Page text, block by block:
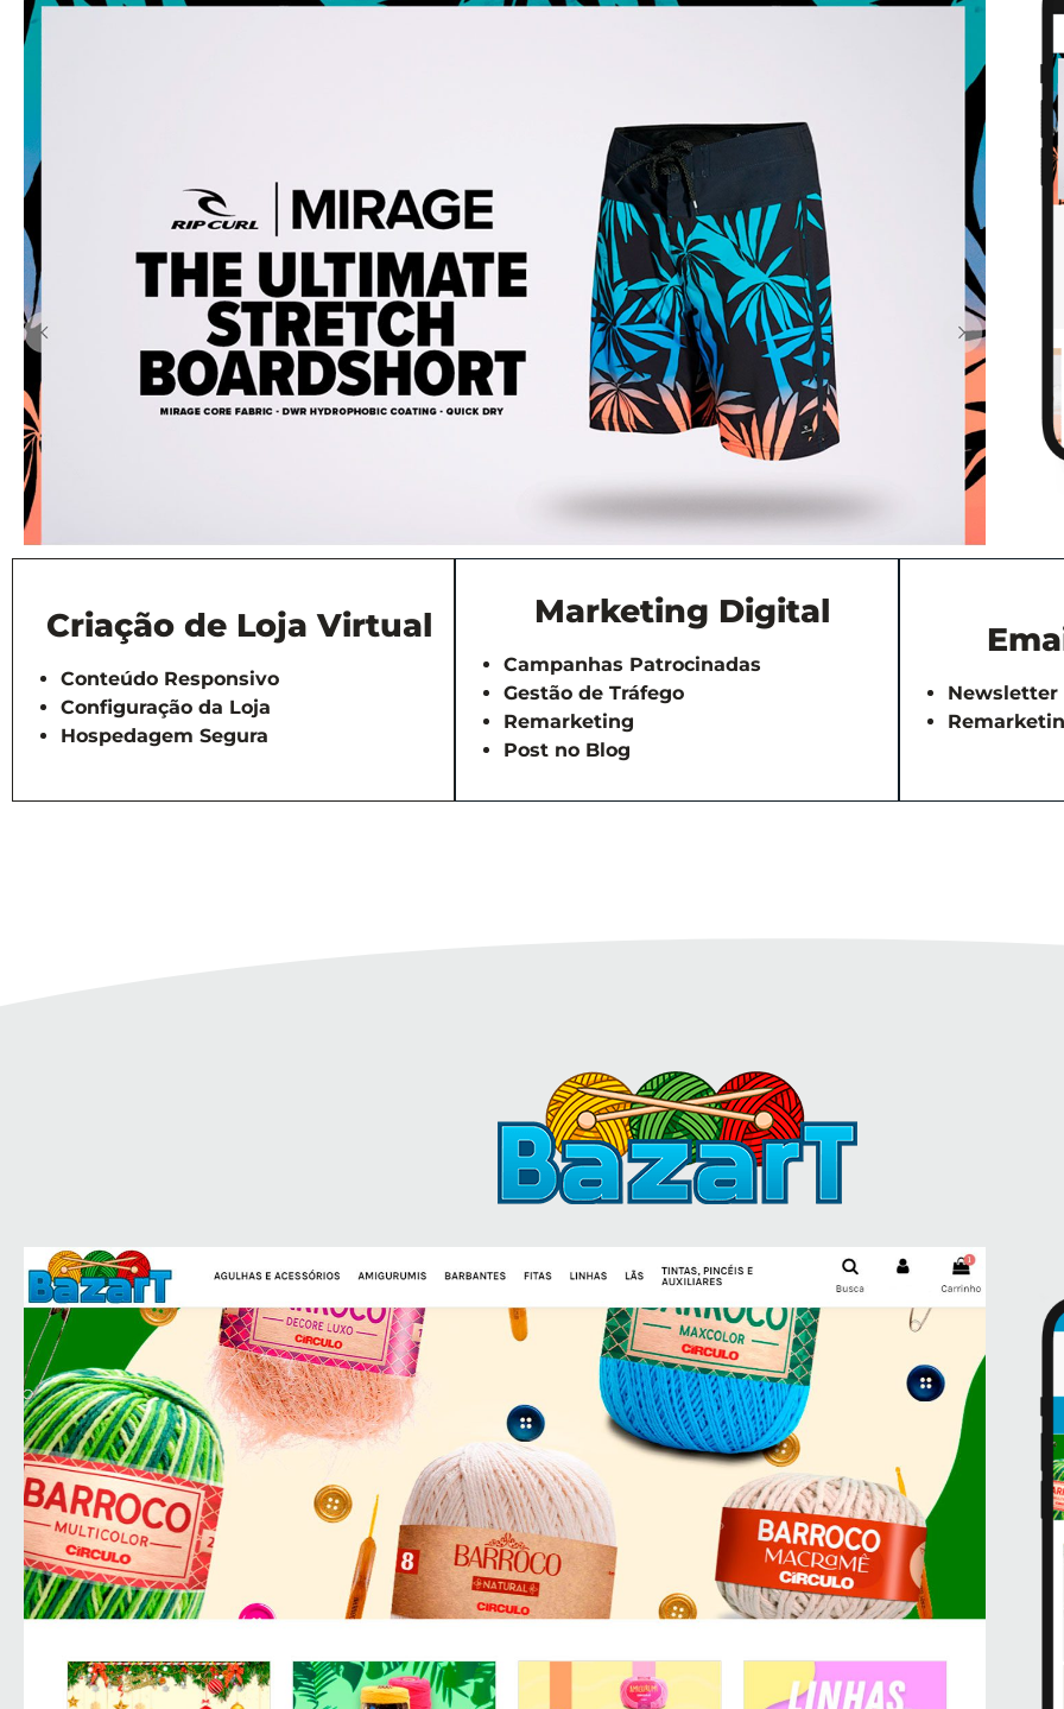
Criação de Loja Virtual
Conteúdo Responsivo
Configuração da Loja
Hospedagem Segura
Marketing Digital
Campanhas Patrocinadas
Gestão de Tráfego
Remarketing
Post no Blog
Newsletter